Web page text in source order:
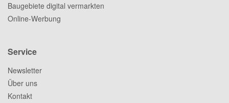
Baugebiete digital vermarkten
Online-Werbung
Service
Newsletter
Über uns
Kontakt